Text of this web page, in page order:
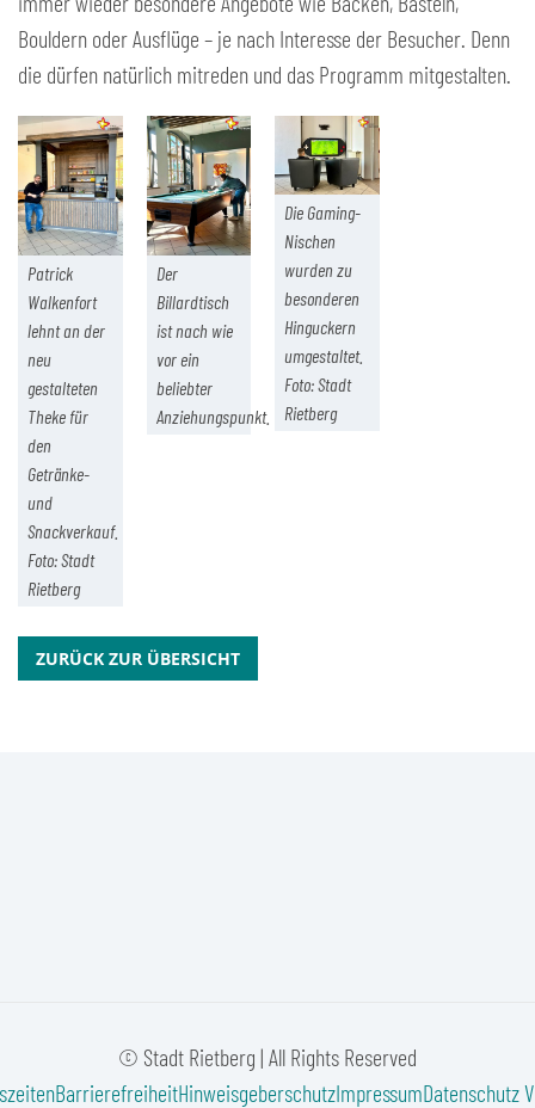
Bouldern oder Ausflüge – je nach Interesse der Besucher. Denn
die dürfen natürlich mitreden und das Programm mitgestalten.
Patrick
Walkenfort
lehnt an der
neu
gestalteten
Theke für
den
Getränke-
und
Snackverkauf.
Foto: Stadt
Rietberg
Der
Billardtisch
ist nach wie
vor ein
beliebter
Anziehungspunkt.
Die Gaming-
Nischen
wurden zu
besonderen
Hinguckern
umgestaltet.
Foto: Stadt
Rietberg
ZURÜCK ZUR ÜBERSICHT
© Stadt Rietberg | All Rights Reserved
BarrierefreiheitHinweisgeberschutzImpressumDatenschutz